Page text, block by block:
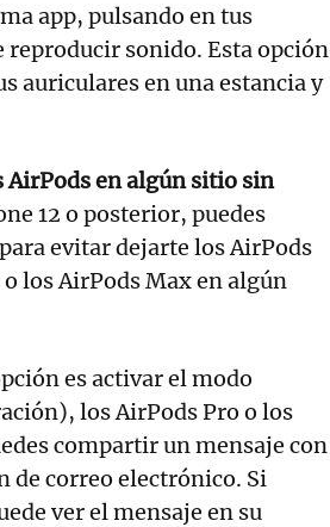
app, pulsando en tus
reproducir sonido. Esta opción
auriculares en una estancia y
AirPods en algún sitio sin
12 o posterior, puedes
evitar dejarte los AirPods
los AirPods Max en algún
es activar el modo
los AirPods Pro o los
compartir un mensaje con
de correo electrónico. Si
ver el mensaje en su